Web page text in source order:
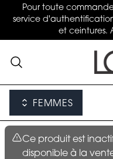
Pour toute
service
et ceintures.
FEMMES
Ce produit est
disponible à la